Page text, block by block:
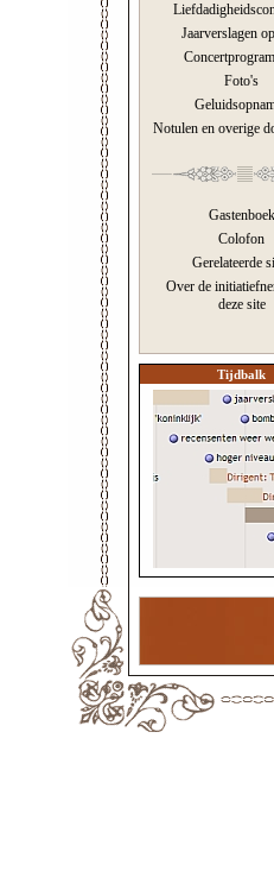
Jaarverslagen
Foto's
Notulen en overige
Gastenboek
Colofon
Gerelateerde
Over de
deze site
Tijdbalk